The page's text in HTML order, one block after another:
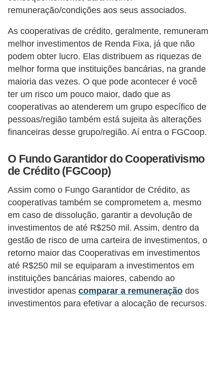
remuneração/condições aos seus associados.
As cooperativas de crédito, geralmente, remuneram
melhor investimentos de Renda Fixa, já que não
podem obter lucro. Elas distribuem as riquezas de
melhor forma que instituições bancárias, na grande
maioria das vezes. O que pode acontecer é você
ter um risco um pouco maior, dado que as
cooperativas ao atenderem um grupo específico de
pessoas/região também está sujeita às alterações
financeiras desse grupo/região. Aí entra o FGCoop.
O Fundo Garantidor do Cooperativismo
de Crédito (FGCoop)
Assim como o Fungo Garantidor de Crédito, as
cooperativas também se comprometem a, mesmo
em caso de dissolução, garantir a devolução de
investimentos de até R$250 mil. Assim, dentro da
gestão de risco de uma carteira de investimentos, o
retorno maior das Cooperativas em investimentos
até R$250 mil se equiparam a investimentos em
instituições bancárias maiores, cabendo ao
investidor apenas comparar a remuneração dos
investimentos para efetivar a alocação de recursos.